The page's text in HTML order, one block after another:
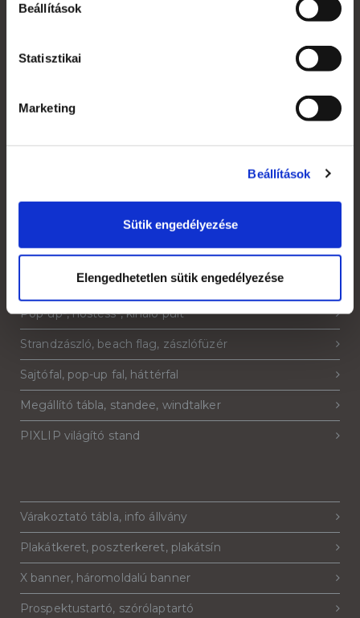
Beállítások
Statisztikai
Marketing
Beállítások
Sütik engedélyezése
Elengedhetetlen sütik engedélyezése
Általános Szerződési Feltételek
Rendelés menete
Termékeink
Roll-up, roll-up banner
Pop-up-, hostess-, kínáló pult
Strandzászló, beach flag, zászlófüzér
Sajtófal, pop-up fal, háttérfal
Megállító tábla, standee, windtalker
PIXLIP világító stand
Várakoztató tábla, info állvány
Plakátkeret, poszterkeret, plakátsín
X banner, háromoldalú banner
Prospektustartó, szórólaptartó